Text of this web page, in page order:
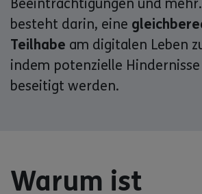
Beeinträchtigungen und
besteht darin, eine
Teilhabe am digitalen Leben
indem potenzielle
beseitigt werden.
Warum ist